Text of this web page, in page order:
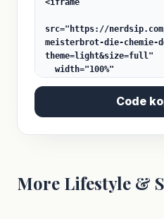
Code
More Lifestyle &